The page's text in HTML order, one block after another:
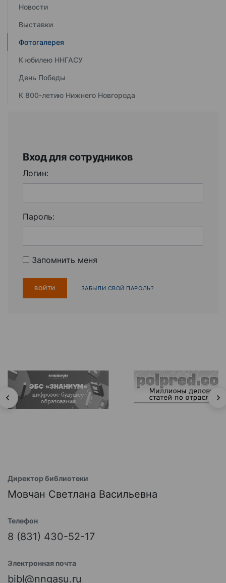
Новости
Выставки
Фотогалерея
К юбилею ННГАСУ
День Победы
К 800-летию Нижнего Новгорода
Вход для сотрудников
Логин:
Пароль:
Запомнить меня
ЗАБЫЛИ СВОЙ ПАРОЛЬ?
Директор библиотеки
Мовчан Светлана Васильевна
Телефон
8 (831) 430-52-17
Электронная почта
bibl@nngasu.ru